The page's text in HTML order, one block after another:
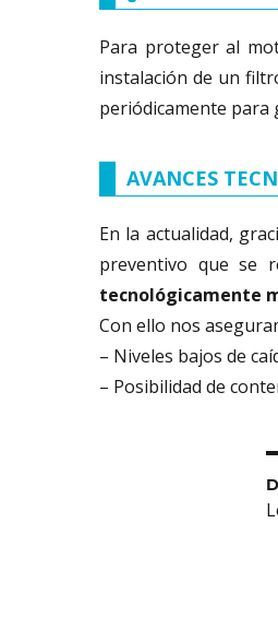
Para proteger al
instalación de un
periódicamente para
AVANCES
En la actualidad,
preventivo que se
tecnológicamente
Con ello nos
– Niveles bajos de
– Posibilidad de